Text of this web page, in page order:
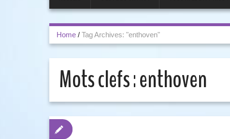
Home / Tag Archives: "enthoven"
Mots clefs :enthoven